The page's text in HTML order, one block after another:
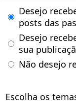
Desejo
posts das
Desejo
sua
Não desejo
Escolha os